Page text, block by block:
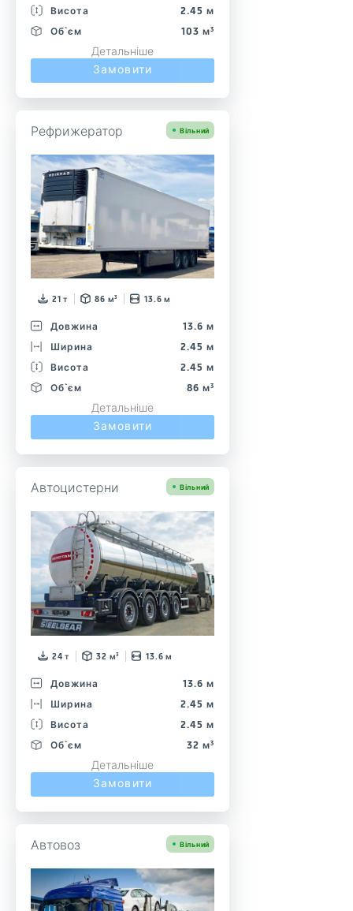
Висота
2.45 м
Об`єм
103 м³
Детальніше
Замовити
Рефрижератор Вільний
21 т 86 м³ 13.6 м
Довжина
13.6 м
Ширина
2.45 м
Висота
2.45 м
Об`єм
86 м³
Детальніше
Замовити
Автоцистерни Вільний
24 т 32 м³ 13.6 м
Довжина
13.6 м
Ширина
2.45 м
Висота
2.45 м
Об`єм
32 м³
Детальніше
Замовити
Автовоз Вільний